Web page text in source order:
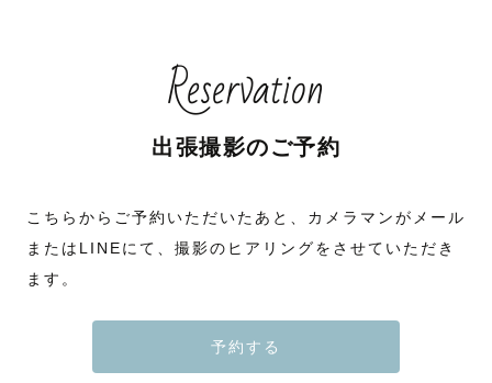
Reservation
出張撮影のご予約
こちらからご予約いただいたあと、カメラマンがメール
またはLINEにて、撮影のヒアリングをさせていただき
ます。
予約する